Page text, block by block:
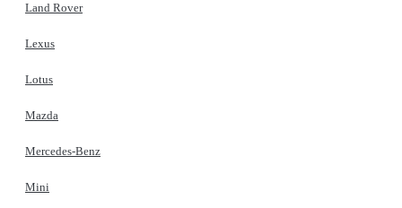
Land Rover
Lexus
Lotus
Mazda
Mercedes-Benz
Mini